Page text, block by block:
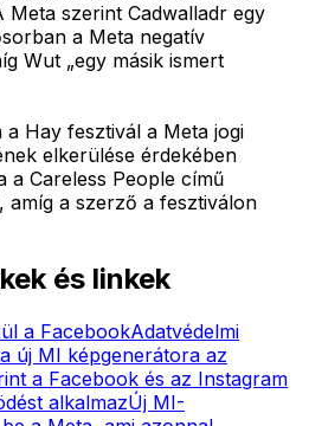
Meta szerint Cadwalladr egy
a Meta negatív
Wut „egy másik ismert
Hay fesztivál a Meta jogi
elkerülése érdekében
a Careless People című
amíg a szerző a fesztiválon
és linkek
a FacebookAdatvédelmi
új MI képgenerátora az
a Facebook és az Instagram
alkalmazÚj MI-